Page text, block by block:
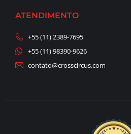
ATENDIMENTO
+55 (11) 2389-7695
+55 (11) 98390-9626
contato@crosscircus.com